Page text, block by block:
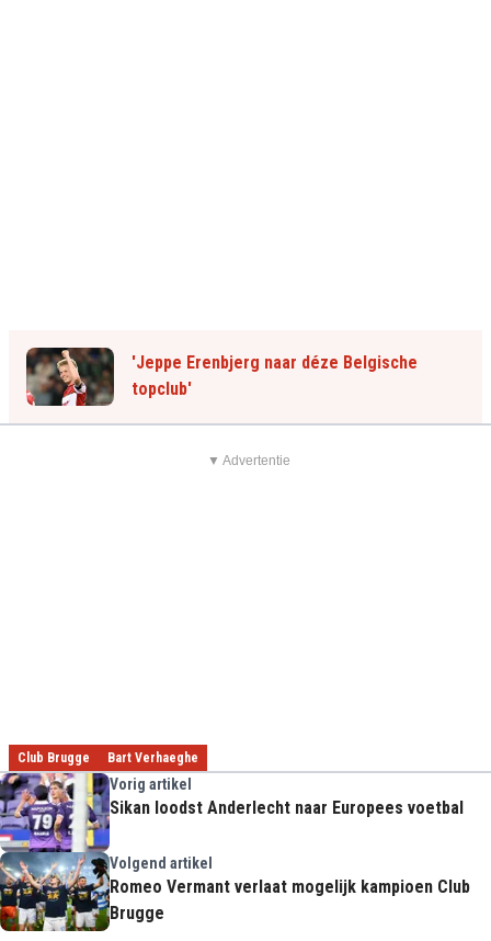
'Jeppe Erenbjerg naar déze Belgische
topclub'
▼ Advertentie
Club Brugge Bart Verhaeghe
Vorig artikel
Sikan loodst Anderlecht naar Europees voetbal
Volgend artikel
Romeo Vermant verlaat mogelijk kampioen Club
Brugge